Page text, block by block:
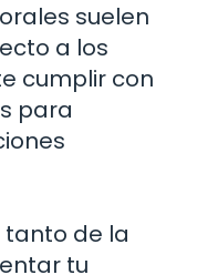
suelen
a los
cumplir con
para
de la
tu